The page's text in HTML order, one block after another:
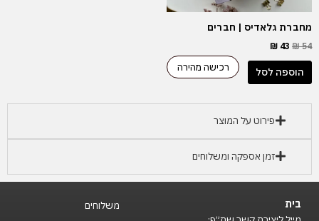
מחברת גלאדיס | חברים
₪54
₪ 43
הוספה לסל רכישה מהירה
פירוט על המוצר
זמן אספקה ומשלוחים
בית
משלוחים